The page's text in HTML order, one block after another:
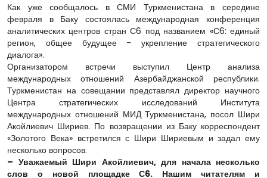
Как уже сообщалось в СМИ Туркменистана в середине
февраля в Баку состоялась международная конференция
аналитических центров стран С6 под названием «С6: единый
регион, общее будущее - укрепление стратегического
диалога».
Организатором встречи выступил Центр анализа
международных отношений Азербайджанской республики.
Туркменистан на совещании представлял директор научного
Центра стратегических исследований Института
международных отношений МИД Туркменистана, посол Шири
Акойлиевич Шириев. По возвращении из Баку корреспондент
«Золотого Века» встретился с Шири Шириевым и задал ему
несколько вопросов.
– Уважаемый Шири Акойлиевич, для начала несколько
слов о новой площадке С6. Нашим читателям и